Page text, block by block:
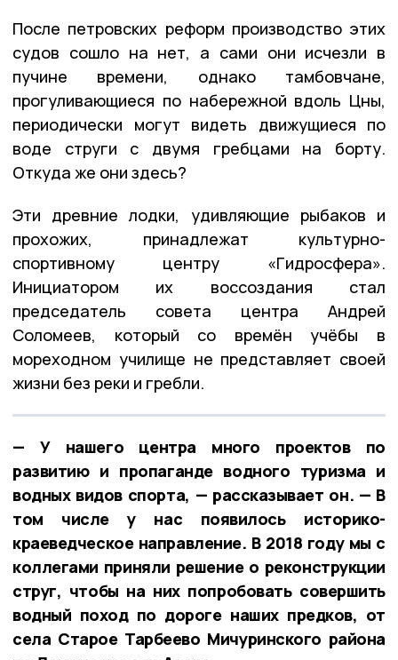
После петровских реформ производство этих
судов сошло на нет, а сами они исчезли в
пучине времени, однако тамбовчане,
прогуливающиеся по набережной вдоль Цны,
периодически могут видеть движущиеся по
воде струги с двумя гребцами на борту.
Откуда же они здесь?
Эти древние лодки, удивляющие рыбаков и
прохожих, принадлежат культурно-
спортивному центру «Гидросфера».
Инициатором их воссоздания стал
председатель совета центра Андрей
Соломеев, который со времён учёбы в
мореходном училище не представляет своей
жизни без реки и гребли.
— У нашего центра много проектов по
развитию и пропаганде водного туризма и
водных видов спорта, — рассказывает он. — В
том числе у нас появилось историко-
краеведческое направление. В 2018 году мы с
коллегами приняли решение о реконструкции
струг, чтобы на них попробовать совершить
водный поход по дороге наших предков, от
села Старое Тарбеево Мичуринского района